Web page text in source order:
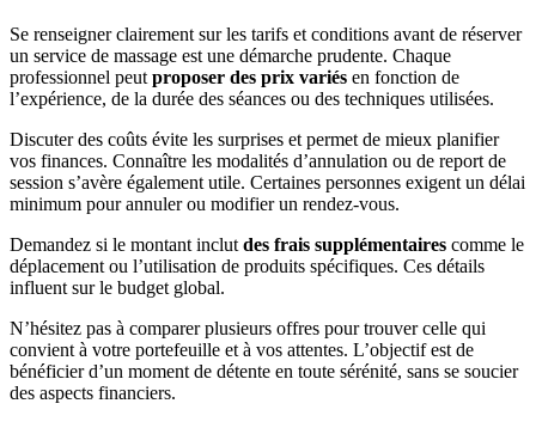
Se renseigner clairement sur les tarifs et conditions avant de réserver
un service de massage est une démarche prudente. Chaque
professionnel peut proposer des prix variés en fonction de
l’expérience, de la durée des séances ou des techniques utilisées.
Discuter des coûts évite les surprises et permet de mieux planifier
vos finances. Connaître les modalités d’annulation ou de report de
session s’avère également utile. Certaines personnes exigent un délai
minimum pour annuler ou modifier un rendez-vous.
Demandez si le montant inclut des frais supplémentaires comme le
déplacement ou l’utilisation de produits spécifiques. Ces détails
influent sur le budget global.
N’hésitez pas à comparer plusieurs offres pour trouver celle qui
convient à votre portefeuille et à vos attentes. L’objectif est de
bénéficier d’un moment de détente en toute sérénité, sans se soucier
des aspects financiers.